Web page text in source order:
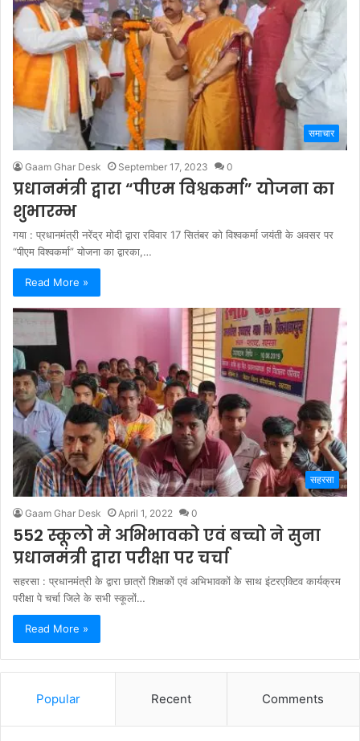
समाचार
Gaam Ghar Desk September 17, 2023 0
प्रधानमंत्री द्वारा “पीएम विश्वकर्मा” योजना का
शुभारम्भ
गया : प्रधानमंत्री नरेंद्र मोदी द्वारा रविवार 17 सितंबर को विश्वकर्मा जयंती के अवसर पर
“पीएम विश्वकर्मा” योजना का द्वारका,…
Read More »
सहरसा
Gaam Ghar Desk April 1, 2022 0
552 स्कूलो मे अभिभावको एवं बच्चो ने सुना
प्रधानमंत्री द्वारा परीक्षा पर चर्चा
सहरसा : प्रधानमंत्री के द्वारा छात्रों शिक्षकों एवं अभिभावकों के साथ इंटरएक्टिव कार्यक्रम
परीक्षा पे चर्चा जिले के सभी स्कूलों…
Read More »
Popular Recent Comments